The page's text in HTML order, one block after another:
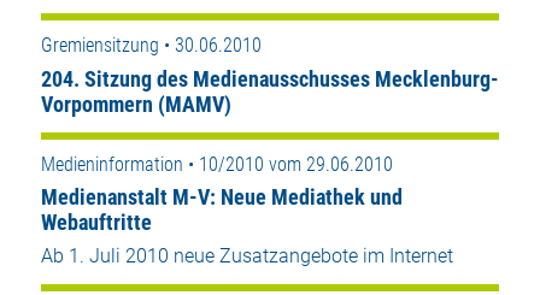
Gremiensitzung • 30.06.2010
204. Sitzung des Medienausschusses Mecklenburg-
Vorpommern (MAMV)
Medieninformation • 10/2010 vom 29.06.2010
Medienanstalt M-V: Neue Mediathek und
Webauftritte
Ab 1. Juli 2010 neue Zusatzangebote im Internet